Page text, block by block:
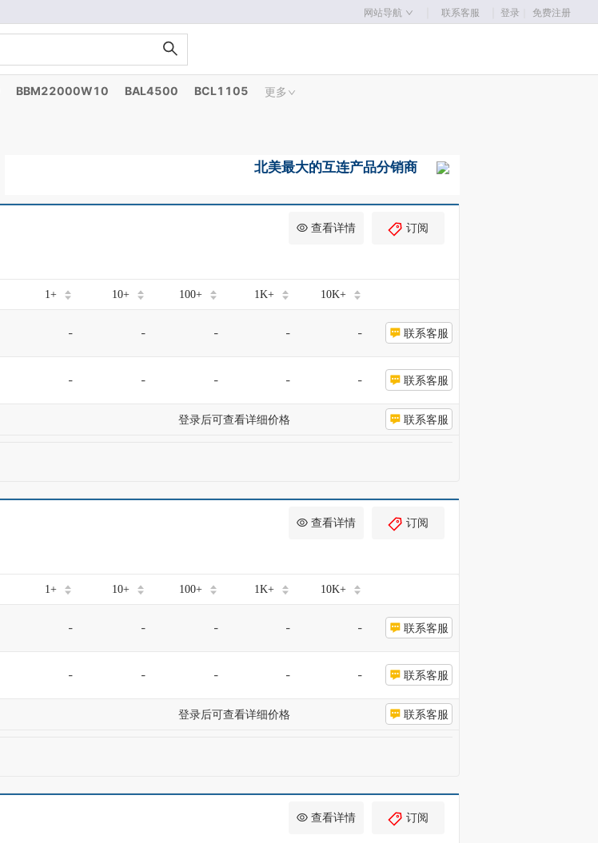
登录 免费注册
网站导航 联系客服
BBM22000W10 BAL4500 BCL1105 更多
查看详情 订阅
1+ 10+ 100+ 1K+ 10K+
- - - - - 联系客服
- - - - - 联系客服
登录后可查看详细价格 联系客服
查看详情 订阅
1+ 10+ 100+ 1K+ 10K+
- - - - - 联系客服
- - - - - 联系客服
登录后可查看详细价格 联系客服
查看详情 订阅